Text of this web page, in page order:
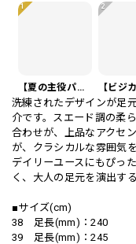
1
【夏の主役パンツ】リネンイタリアスタイルショートパンツ 3Color PA0121
2
洗練されたデザインが足
介です。スエード調の柔
合わせが、上品なアクセ
が、クラシカルな雰囲気
デイリーユースにもぴっ
く、大人の足元を演出す
■サイズ(cm)
38 足長(mm)：240
39 足長(mm)：245